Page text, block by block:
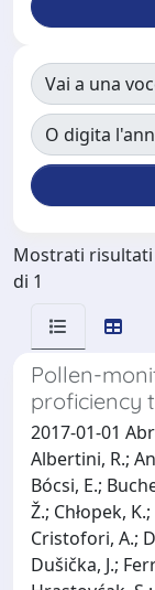
Vai a una
O digita
Mostrati risultati
di 1
Pollen-
proficiency
2017-01-01
Albertini, R.;
Bócsi, E.;
Ž.; Chłopek,
Cristofori, A.;
Dušička, J.;